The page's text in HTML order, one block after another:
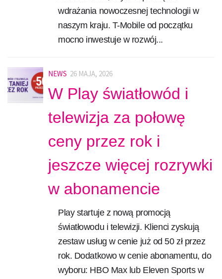
wdrażania nowoczesnej technologii w
naszym kraju. T-Mobile od początku
mocno inwestuje w rozwój...
NEWS 26 MAJA, 2026
W Play światłowód i
telewizja za połowę
ceny przez rok i
jeszcze więcej rozrywki
w abonamencie
Play startuje z nową promocją
światłowodu i telewizji. Klienci zyskują
zestaw usług w cenie już od 50 zł przez
rok. Dodatkowo w cenie abonamentu, do
wyboru: HBO Max lub Eleven Sports w